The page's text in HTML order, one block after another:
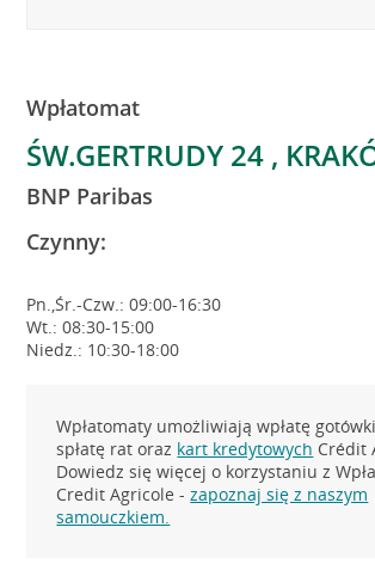
Wpłatomat
ŚW.GERTRUDY 24 ,
BNP Paribas
Czynny:
Pn.,Śr.-Czw.: 09:00-16:30
Wt.: 08:30-15:00
Niedz.: 10:30-18:00
Wpłatomaty umożliwiają wpłatę
spłatę rat oraz kart kredytowych Crédit
Dowiedz się więcej o korzystaniu z
Credit Agricole -zapoznaj się z naszym
samouczkiem.